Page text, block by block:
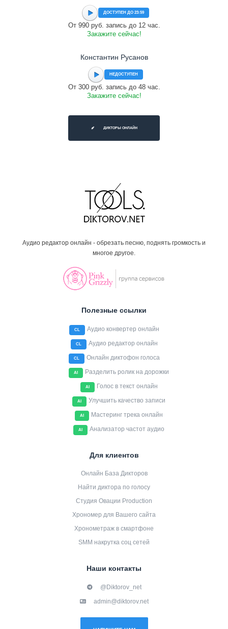
ДОСТУПЕН ДО 23:59
От 990 руб. запись до 12 час.
Закажите сейчас!
Константин Русанов
НЕДОСТУПЕН
От 300 руб. запись до 48 час.
Закажите сейчас!
ДИКТОРЫ ОНЛАЙН
Аудио редактор онлайн - обрезать песню, поднять громкость и
многое другое.
Полезные ссылки
CL Аудио конвертер онлайн
CL Аудио редактор онлайн
CL Онлайн диктофон голоса
AI Разделить ролик на дорожки
AI Голос в текст онлайн
AI Улучшить качество записи
AI Мастеринг трека онлайн
AI Анализатор частот аудио
Для клиентов
Онлайн База Дикторов
Найти диктора по голосу
Студия Овации Production
Хрономер для Вашего сайта
Хронометраж в смартфоне
SMM накрутка соц сетей
Наши контакты
@Diktorov_net
admin@diktorov.net